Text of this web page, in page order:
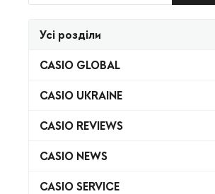
Усі розділи
CASIO GLOBAL
CASIO UKRAINE
CASIO REVIEWS
CASIO NEWS
CASIO SERVICE